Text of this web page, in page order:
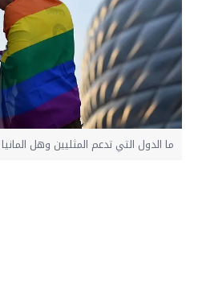
ما الدول التي تدعم المثليين وهل